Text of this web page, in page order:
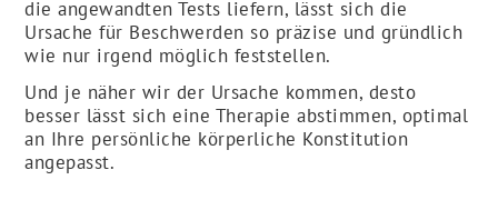
die angewandten Tests liefern, lässt sich die
Ursache für Beschwerden so präzise und gründlich
wie nur irgend möglich feststellen.
Und je näher wir der Ursache kommen, desto
besser lässt sich eine Therapie abstimmen, optimal
an Ihre persönliche körperliche Konstitution
angepasst.